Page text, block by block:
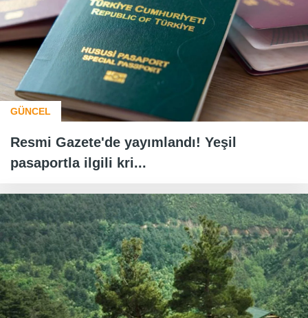
GÜNCEL
Resmi Gazete'de yayımlandı! Yeşil
pasaportla ilgili kri...